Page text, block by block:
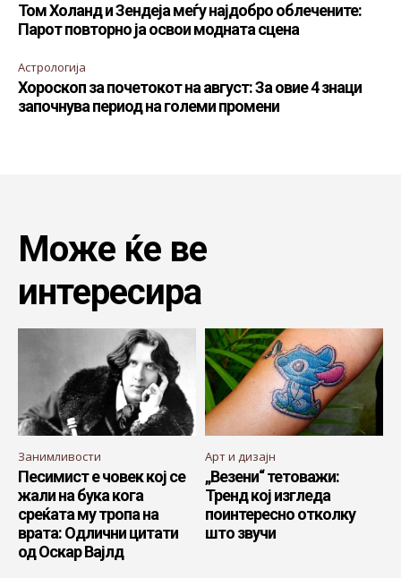
Том Холанд и Зендеја меѓу најдобро облечените:
Парот повторно ја освои модната сцена
Астрологија
Хороскоп за почетокот на август: За овие 4 знаци
започнува период на големи промени
Може ќе ве
интересира
Занимливости
Песимист е човек кој се
жали на бука кога
среќата му тропа на
врата: Одлични цитати
од Оскар Вајлд
Арт и дизајн
„Везени“ тетоважи:
Тренд кој изгледа
поинтересно отколку
што звучи